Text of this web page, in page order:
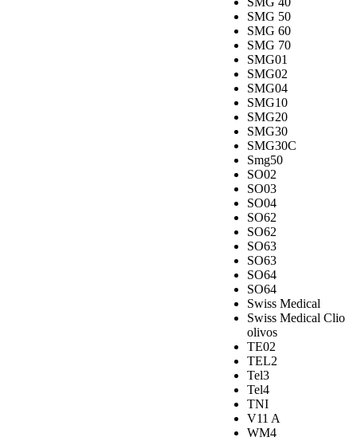
SMG 50
SMG 60
SMG 70
SMG01
SMG02
SMG04
SMG10
SMG20
SMG30
SMG30C
Smg50
SO02
SO03
SO04
SO62
SO62
SO63
SO63
SO64
SO64
Swiss Medical
Swiss Medical Clio
olivos
TE02
TEL2
Tel3
Tel4
TNI
V11 A
WM4